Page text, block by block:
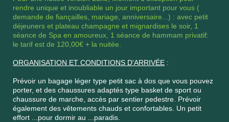
rendre unique et inoubliable un jour important pour vous (
demande de fiançailles , mariage, anniversaire...) : avec petit
déjeuners et plateau champagne et mignardises le soir, 1
séance de Spa en amoureux, 1 séance de hammam privatif:
le tarif est de 120,00€ + la nuitée.
ORGANISATION ET CONDITIONS D'ARRIVÉE :
Prévoir un bagage léger type petit sac à dos que vous pouvez
porter, et des chaussures adaptés type basket de sport ou
chaussure de marche, accès par sentier pedestre. Prévoir
également des vêtements chauds et confortables. Un petit
effort ...pour dormir au ...paradis.